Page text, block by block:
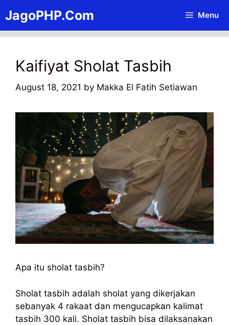
to
content
JagoPHP.Com Menu
Kaifiyat Sholat Tasbih
August 18, 2021 by Makka El Fatih Setiawan
Apa itu sholat tasbih?
Sholat tasbih adalah sholat yang dikerjakan
sebanyak 4 rakaat dan mengucapkan kalimat
tasbih 300 kali. Sholat tasbih bisa dilaksanakan